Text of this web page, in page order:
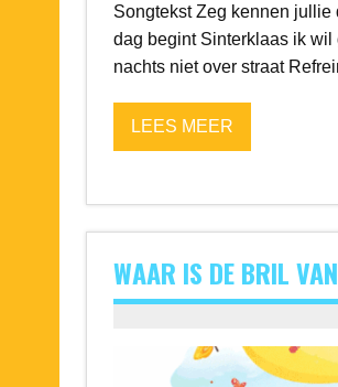
Songtekst Zeg kennen
dag begint Sinterklaas ik wil
nachts niet over straat
LEES MEER
WAAR IS DE BRIL